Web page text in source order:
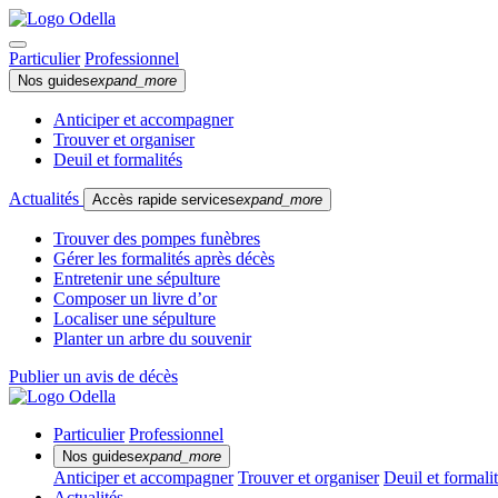
Particulier Professionnel
Nos guidesexpand_more
Anticiper et accompagner
Trouver et organiser
Deuil et formalités
Actualités Accès rapide servicesexpand_more
Trouver des pompes funèbres
Gérer les formalités après décès
Entretenir une sépulture
Composer un livre d’or
Localiser une sépulture
Planter un arbre du souvenir
Publier un avis de décès
Particulier Professionnel
Nos guidesexpand_more
Anticiper et accompagner Trouver et organiser Deuil et